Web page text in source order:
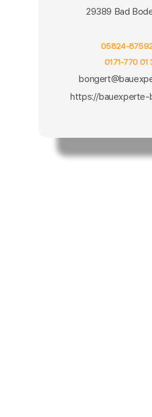
29389 Bad
05824-
0171-770 01
https://bauexperte-